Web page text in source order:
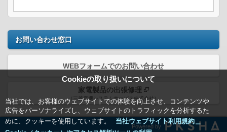
Cookieの取り扱いについて
当社では、お客様のウェブサイトでの体験を向上させ、コンテンツや
広告をパーソナライズし、ウェブサイトのトラフィックを分析するた
めに、クッキーを使用しています。
当社ウェブサイト利用規約＿
お問い合わせ窓口
WEBフォームでのお問い合わせ
家電製品の出張修理
（三菱電機システムサービス株式会社）
Powered by